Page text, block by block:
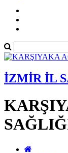
İZMİR İL